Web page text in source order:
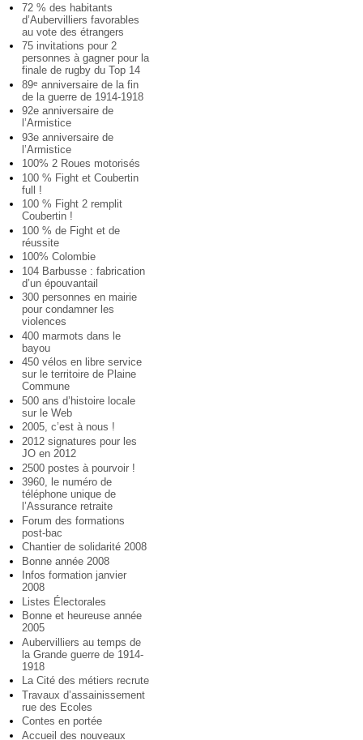
72 % des habitants
d’Aubervilliers favorables
au vote des étrangers
75 invitations pour 2
personnes à gagner pour la
finale de rugby du Top 14
89e anniversaire de la fin
de la guerre de 1914-1918
92e anniversaire de
l’Armistice
93e anniversaire de
l’Armistice
100% 2 Roues motorisés
100 % Fight et Coubertin
full !
100 % Fight 2 remplit
Coubertin !
100 % de Fight et de
réussite
100% Colombie
104 Barbusse : fabrication
d’un épouvantail
300 personnes en mairie
pour condamner les
violences
400 marmots dans le
bayou
450 vélos en libre service
sur le territoire de Plaine
Commune
500 ans d’histoire locale
sur le Web
2005, c’est à nous !
2012 signatures pour les
JO en 2012
2500 postes à pourvoir !
3960, le numéro de
téléphone unique de
l’Assurance retraite
Forum des formations
post-bac
Chantier de solidarité 2008
Bonne année 2008
Infos formation janvier
2008
Listes Électorales
Bonne et heureuse année
2005
Aubervilliers au temps de
la Grande guerre de 1914-
1918
La Cité des métiers recrute
Travaux d’assainissement
rue des Ecoles
Contes en portée
Accueil des nouveaux